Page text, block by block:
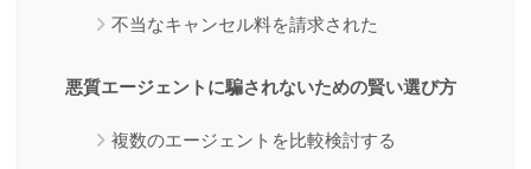
不当なキャンセル料を請求された
悪質エージェントに騙されないための賢い選び方
複数のエージェントを比較検討する